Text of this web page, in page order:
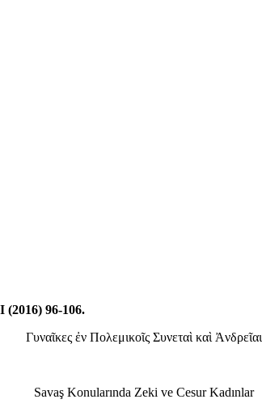
96-106.
Γυναῖκες ἐν Πολεμικοῖς Συνεταὶ καὶ Ἀνδρεῖαι
Savaş Konularında Zeki ve Cesur Kadınlar